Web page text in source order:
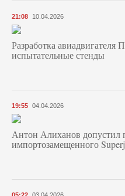
21:08 10.04.2026
Разработка
испытательные стенды
19:55 04.04.2026
Антон Алиханов допустил
импортозамещенного